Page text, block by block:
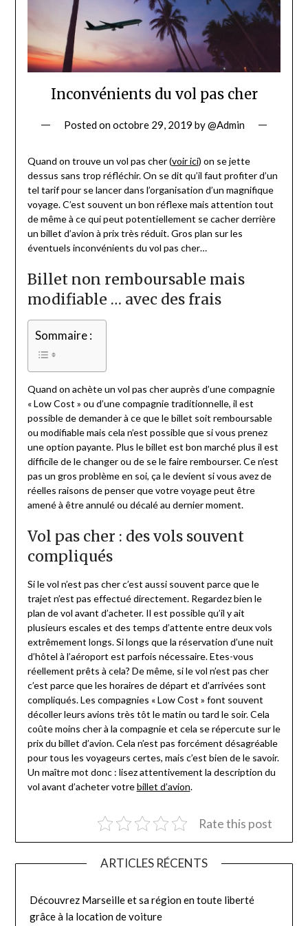
Inconvénients du vol pas cher
Posted onoctobre 29, 2019 by@Admin
Quand on trouve un vol pas cher (voir ici) on se jette
dessus sans trop réfléchir. On se dit qu’il faut profiter d’un
tel tarif pour se lancer dans l’organisation d’un magnifique
voyage. C’est souvent un bon réflexe mais attention tout
de même à ce qui peut potentiellement se cacher derrière
un billet d’avion à prix très réduit. Gros plan sur les
éventuels inconvénients du vol pas cher…
Billet non remboursable mais
modifiable … avec des frais
Sommaire :
Quand on achète un vol pas cher auprès d’une compagnie
« Low Cost » ou d’une compagnie traditionnelle, il est
possible de demander à ce que le billet soit remboursable
ou modifiable mais cela n’est possible que si vous prenez
une option payante. Plus le billet est bon marché plus il est
difficile de le changer ou de se le faire rembourser. Ce n’est
pas un gros problème en soi, ça le devient si vous avez de
réelles raisons de penser que votre voyage peut être
amené à être annulé ou décalé au dernier moment.
Vol pas cher : des vols souvent
compliqués
Si le vol n’est pas cher c’est aussi souvent parce que le
trajet n’est pas effectué directement. Regardez bien le
plan de vol avant d’acheter. Il est possible qu’il y ait
plusieurs escales et des temps d’attente entre deux vols
extrêmement longs. Si longs que la réservation d’une nuit
d’hôtel à l’aéroport est parfois nécessaire. Etes-vous
réellement prêts à cela? De même, si le vol n’est pas cher
c’est parce que les horaires de départ et d’arrivées sont
compliqués. Les compagnies « Low Cost » font souvent
décoller leurs avions très tôt le matin ou tard le soir. Cela
coûte moins cher à la compagnie et cela se répercute sur le
prix du billet d’avion. Cela n’est pas forcément désagréable
pour tous les voyageurs certes, mais c’est bien de le savoir.
Un maître mot donc : lisez attentivement la description du
vol avant d’acheter votrebillet d’avion.
Rate this post
ARTICLES RÉCENTS
Découvrez Marseille et sa région en toute liberté
grâce à la location de voiture